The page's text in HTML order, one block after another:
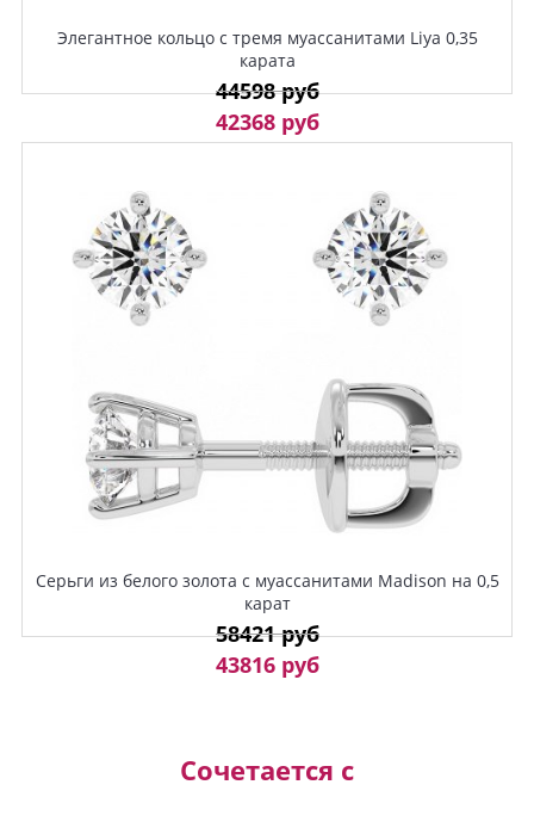
Элегантное кольцо с тремя муассанитами Liya 0,35
карата
44598 руб
42368 руб
Серьги из белого золота с муассанитами Madison на 0,5
карат
58421 руб
43816 руб
Сочетается с